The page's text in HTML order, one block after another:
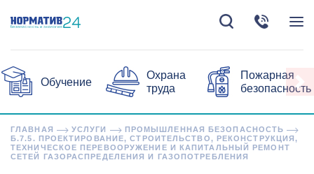
Обучение
Охрана
труда
Пожарная
безопасность
ГЛАВНАЯ УСЛУГИ
ПРОМЫШЛЕННАЯ БЕЗОПАСНОСТЬ
Б.7.5. ПРОЕКТИРОВАНИЕ, СТРОИТЕЛЬСТВО, РЕКОНСТРУКЦИЯ,
ТЕХНИЧЕСКОЕ ПЕРЕВООРУЖЕНИЕ И КАПИТАЛЬНЫЙ РЕМОНТ
СЕТЕЙ ГАЗОРАСПРЕДЕЛЕНИЯ И ГАЗОПОТРЕБЛЕНИЯ